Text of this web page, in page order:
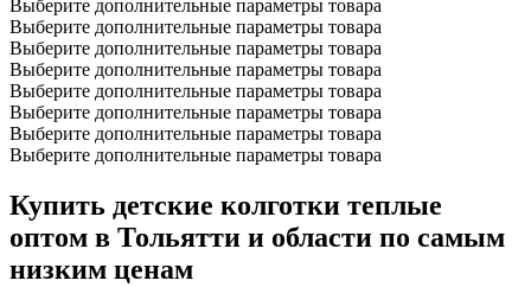
Выберите дополнительные параметры товара
Выберите дополнительные параметры товара
Выберите дополнительные параметры товара
Выберите дополнительные параметры товара
Выберите дополнительные параметры товара
Выберите дополнительные параметры товара
Выберите дополнительные параметры товара
Выберите дополнительные параметры товара
Купить детские колготки теплые
оптом в Тольятти и области по самым
низким ценам